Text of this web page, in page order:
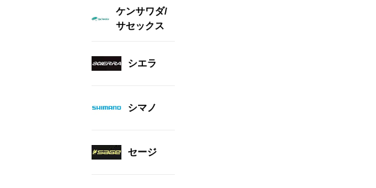
ケンサワダ/
サセックス
シエラ
シマノ
セージ